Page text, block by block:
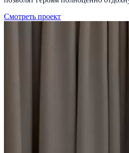
Смотреть проект